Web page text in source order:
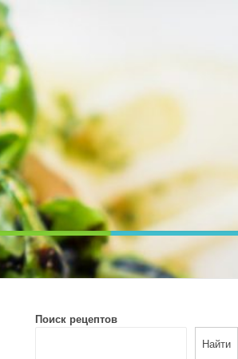
ПЕЧИ. ДИЕТИЧЕСКОЕ ПИТАНИЕ
Поиск рецептов
Найти